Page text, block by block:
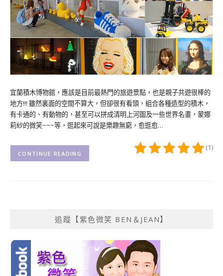
宜蘭積木博物館，應該是目前最熱門的旅遊景點，也是親子共遊很棒的
地方!!! 雖然裏面的空間不算大，但卻很有看頭，組合各種造型的積木，
有卡通的、有動物的，甚至可以拼成清明上河圖及一些世界名畫，蒙娜
莉紗的微笑~~~等，逛起來可說是樂趣無窮，愈逛愈…
(1)
CONTINUE READING
追蹤【紫色微笑 BEN＆JEAN】